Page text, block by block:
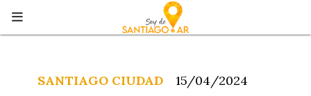
SANTIAGO CIUDAD 15/04/2024